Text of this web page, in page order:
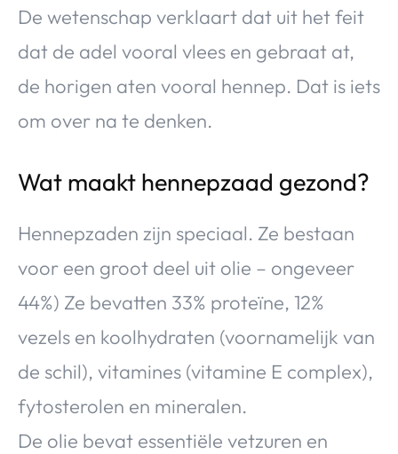
De wetenschap verklaart dat uit het feit
dat de adel vooral vlees en gebraat at,
de horigen aten vooral hennep. Dat is iets
om over na te denken.
Wat maakt hennepzaad gezond?
Hennepzaden zijn speciaal. Ze bestaan
voor een groot deel uit olie – ongeveer
44%) Ze bevatten 33% proteïne, 12%
vezels en koolhydraten (voornamelijk van
de schil), vitamines (vitamine E complex),
fytosterolen en mineralen.
De olie bevat essentiële vetzuren en